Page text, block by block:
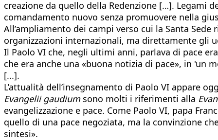
creazione da quello della Redenzione […]. Legami
comandamento nuovo senza promuovere nella
All’ampliamento dei campi verso cui la Santa
organizzazioni internazionali, ma direttamente gli
Il Paolo VI che, negli ultimi anni, parlava di pace
che era anche una «buona notizia di pace», in 'un
[...].
L’attualità dell’insegnamento di Paolo VI appare
Evangelii gaudiumsono molti i riferimenti alla
evangelizzazione e pace. Come Paolo VI, papa
quello di una pace negoziata, ma la convinzione
sintesi».